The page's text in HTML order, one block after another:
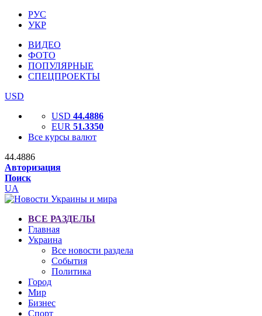
РУС
УКР
ВИДЕО
ФОТО
ПОПУЛЯРНЫЕ
СПЕЦПРОЕКТЫ
USD
USD 44.4886
EUR 51.3350
Все курсы валют
44.4886
Авторизация
Поиск
UA
ВСЕ РАЗДЕЛЫ
Главная
Украина
Все новости раздела
События
Политика
Город
Мир
Бизнес
Спорт